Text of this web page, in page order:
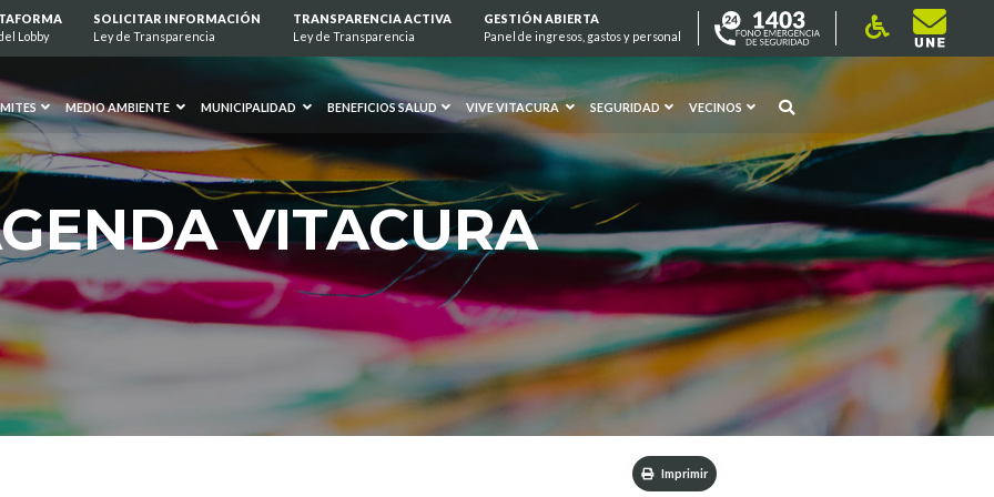
Lobby
SOLICITAR INFORMACIÓN
Ley de Transparencia
TRANSPARENCIA ACTIVA
Ley de Transparencia
GESTIÓN ABIERTA
Panel de ingresos, gastos y personal
MEDIO AMBIENTE MUNICIPALIDAD BENEFICIOS SALUD VIVE VITACURA SEGURIDAD VECINOS
VITACURA
Imprimir